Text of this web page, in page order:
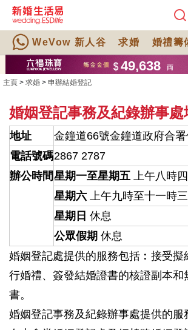
WeVow 新人谷 求婚 婚禮籌
主頁 > 求婚 > 申辦結婚登記
婚姻登記事務及紀錄辦事處
地址
金鐘道66號金鐘道政府合
電話號碼2867 2787
辦公時間星期一至星期五 上午八時
星期六 上午九時至十一時
星期日 休息
公眾假期 休息
婚姻登記處提供的服務包括︰接受擬
行婚禮、簽發結婚證書的核證副本和
書。
婚姻登記事務及紀錄辦事處提供的服